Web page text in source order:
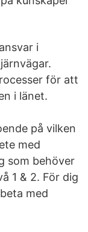
i
för att
i länet.
på vilken
med
som behöver
1 & 2. För dig
med